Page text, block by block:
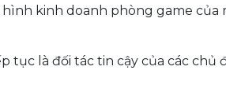
kinh doanh phòng game của
tục là đối tác tin cậy của các chủ